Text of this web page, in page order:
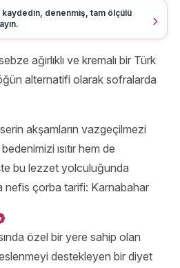
kaydedin, denenmiş, tam ölçülü
ağırlıklı ve kremalı bir Türk
alternatifi olarak sofralarda
akşamların vazgeçilmezi
ısıtır hem de
bu lezzet yolculuğunda
nefis çorba tarifi: Karnabahar
özel bir yere sahip olan
destekleyen bir diyet